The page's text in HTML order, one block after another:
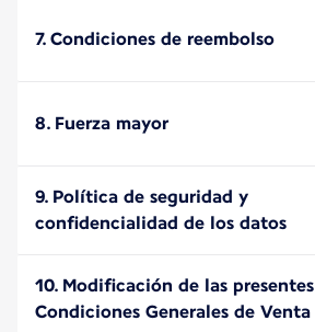
7. Condiciones de reembolso
8. Fuerza mayor
9. Política de seguridad y
confidencialidad de los datos
10. Modificación de las presentes
Condiciones Generales de Venta